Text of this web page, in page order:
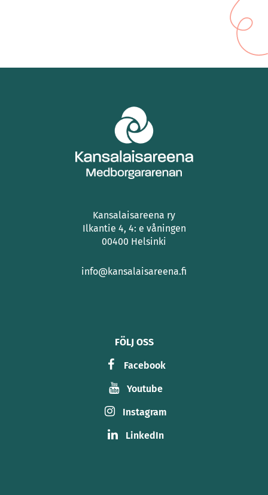
Kansalaisareena ry
Ilkantie 4, 4: e våningen
00400 Helsinki
info@kansalaisareena.fi
FÖLJ OSS
Facebook
Youtube
Instagram
LinkedIn